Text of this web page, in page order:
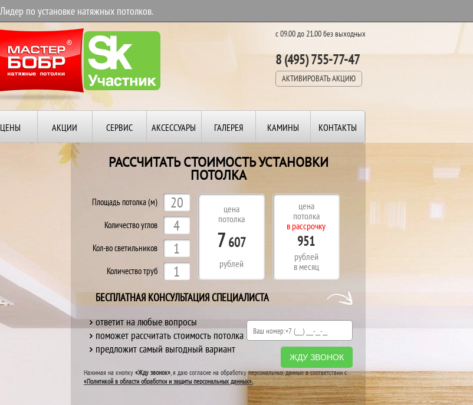
Лидер по установке натяжных потолков.
с 09.00 до 21.00 без выходных
8 (495) 755-77-47
АКТИВИРОВАТЬ АКЦИЮ
ЦЕНЫ АКЦИИ СЕРВИС АКСЕССУАРЫ ГАЛЕРЕЯ КАМИНЫ КОНТАКТЫ
РАССЧИТАТЬ СТОИМОСТЬ УСТАНОВКИ
ПОТОЛКА
Площадь потолка (м)
Количество углов
Кол-во светильников
Количество труб
цена
потолка
7 607
рублей
цена
потолка
в рассрочку
951
рублей
в месяц
БЕСПЛАТНАЯ КОНСУЛЬТАЦИЯ СПЕЦИАЛИСТА
ответит на любые вопросы
поможет рассчитать стоимость потолка
предложит самый выгодный вариант
ЖДУ ЗВОНОК
Нажимая на кнопку «Жду звонок», я даю согласие на обработку персональных данных в соответствии с
«Политикой в области обработки и защиты персональных данных».